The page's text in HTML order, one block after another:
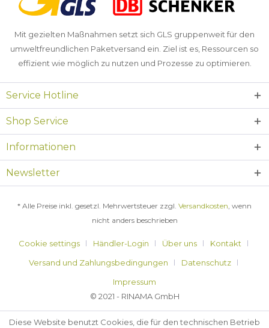
Mit gezielten Maßnahmen setzt sich GLS gruppenweit für den
umweltfreundlichen Paketversand ein. Ziel ist es, Ressourcen so
effizient wie möglich zu nutzen und Prozesse zu optimieren.
Service Hotline
Shop Service
Informationen
Newsletter
* Alle Preise inkl. gesetzl. Mehrwertsteuer zzgl. Versandkosten, wenn
nicht anders beschrieben
Cookie settings Händler-Login Über uns
Kontakt
Versand und Zahlungsbedingungen
Datenschutz
Impressum
© 2021 - RINAMA GmbH
Diese Website benutzt Cookies, die für den technischen Betrieb